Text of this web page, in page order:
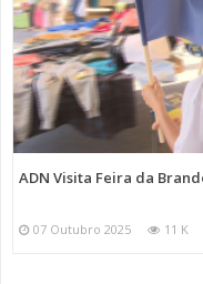
ADN Visita Feira da
07 Outubro 2025 11 K